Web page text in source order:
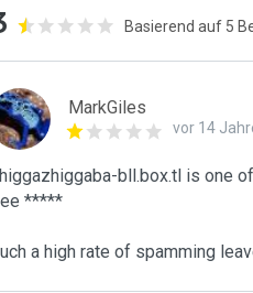
Basierend auf 5
MarkGiles
vor 14
bll.box.tl is one
*****
a high rate of spamming